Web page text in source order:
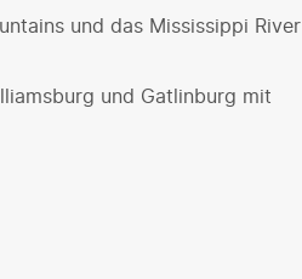
und das Mississippi River
und Gatlinburg mit